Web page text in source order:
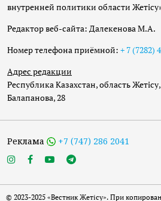
внутренней политики области
Редактор веб-сайта: Далекенова М.А.
Номер телефона приёмной: + 7 (7282)
Адрес редакции
Республика Казахстан, область
Балапанова, 28
Реклама +7 (747) 286 2041
© 2023-2025 «Вестник Жетісу». При